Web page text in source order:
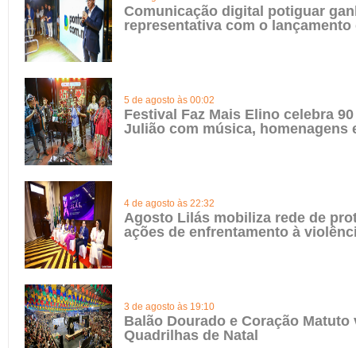
Comunicação digital potiguar
representativa com o lançamento
5 de agosto às 00:02
Festival Faz Mais Elino celebra
Julião com música, homenagens
4 de agosto às 22:32
Agosto Lilás mobiliza rede de
ações de enfrentamento à
3 de agosto às 19:10
Balão Dourado e Coração Matuto
Quadrilhas de Natal